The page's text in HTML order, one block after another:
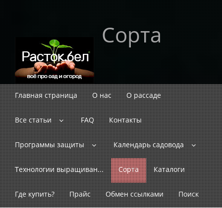
Сорта
Главная страница О нас О рассаде
Все статьи FAQ Контакты
Программы защиты Календарь садовода
Технологии выращиван... Сорта Каталоги
Где купить? Прайс Обмен ссылками Поиск